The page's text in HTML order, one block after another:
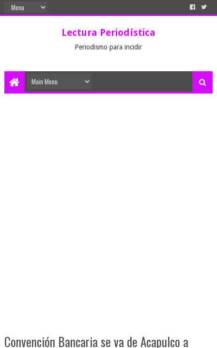
Lectura Periodística
Periodismo para incidir
Convención Bancaria se va de Acapulco a